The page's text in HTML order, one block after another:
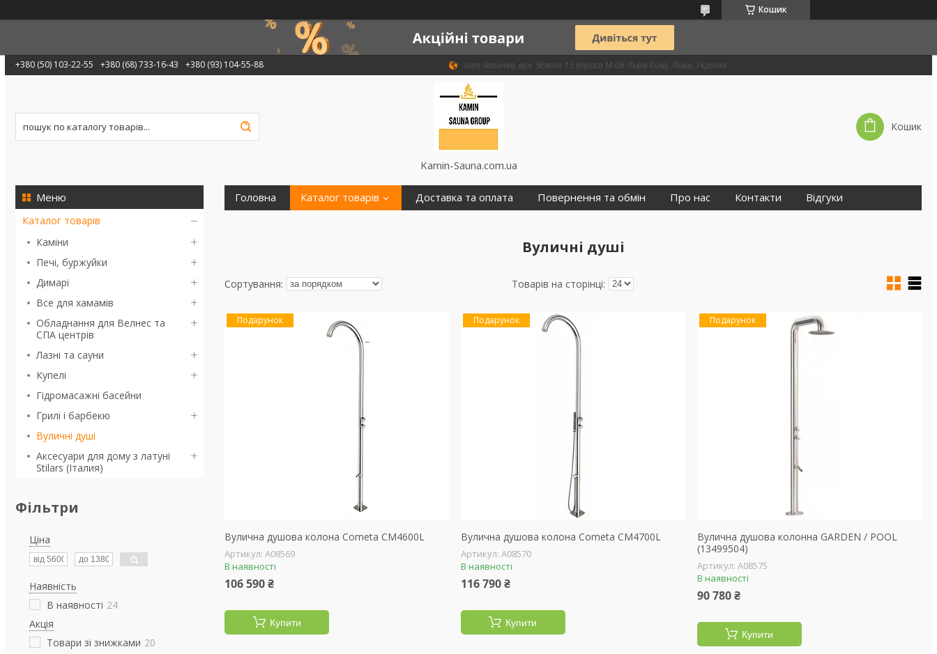
Кошик
+380 (50) 103-22-55 +380 (68) 733-16-43 +380 (93) 104-55-88 смт Запитів, вул. Зелена 15 (траса М-06 Львів Київ), Львів, Україна
Kamin-Sauna.com.ua
Кошик
Каталог товарів
Каміни
Печі, буржуйки
Димарі
Все для хамамів
Обладнання для Велнес та
СПА центрів
Лазні та сауни
Купелі
Гідромасажні басейни
Грилі і барбекю
Вуличні душі
Аксесуари для дому з латуні
Stilars (Італия)
Фільтри
Ціна
Наявність
В наявності 24
Акція
Товари зі знижками 20
Головна Каталог товарів Доставка та оплата Повернення та обмін Про нас Контакти Відгуки
Вуличні душі
Подарунок
Вулична душова колона Cometa CM4600L
А08569
В наявності
106 590 ₴
Купити
Подарунок
Вулична душова колона Cometa CM4700L
А08570
В наявності
116 790 ₴
Купити
Подарунок
Вулична душова колонна GARDEN / POOL
(13499504)
А08575
В наявності
90 780 ₴
Купити